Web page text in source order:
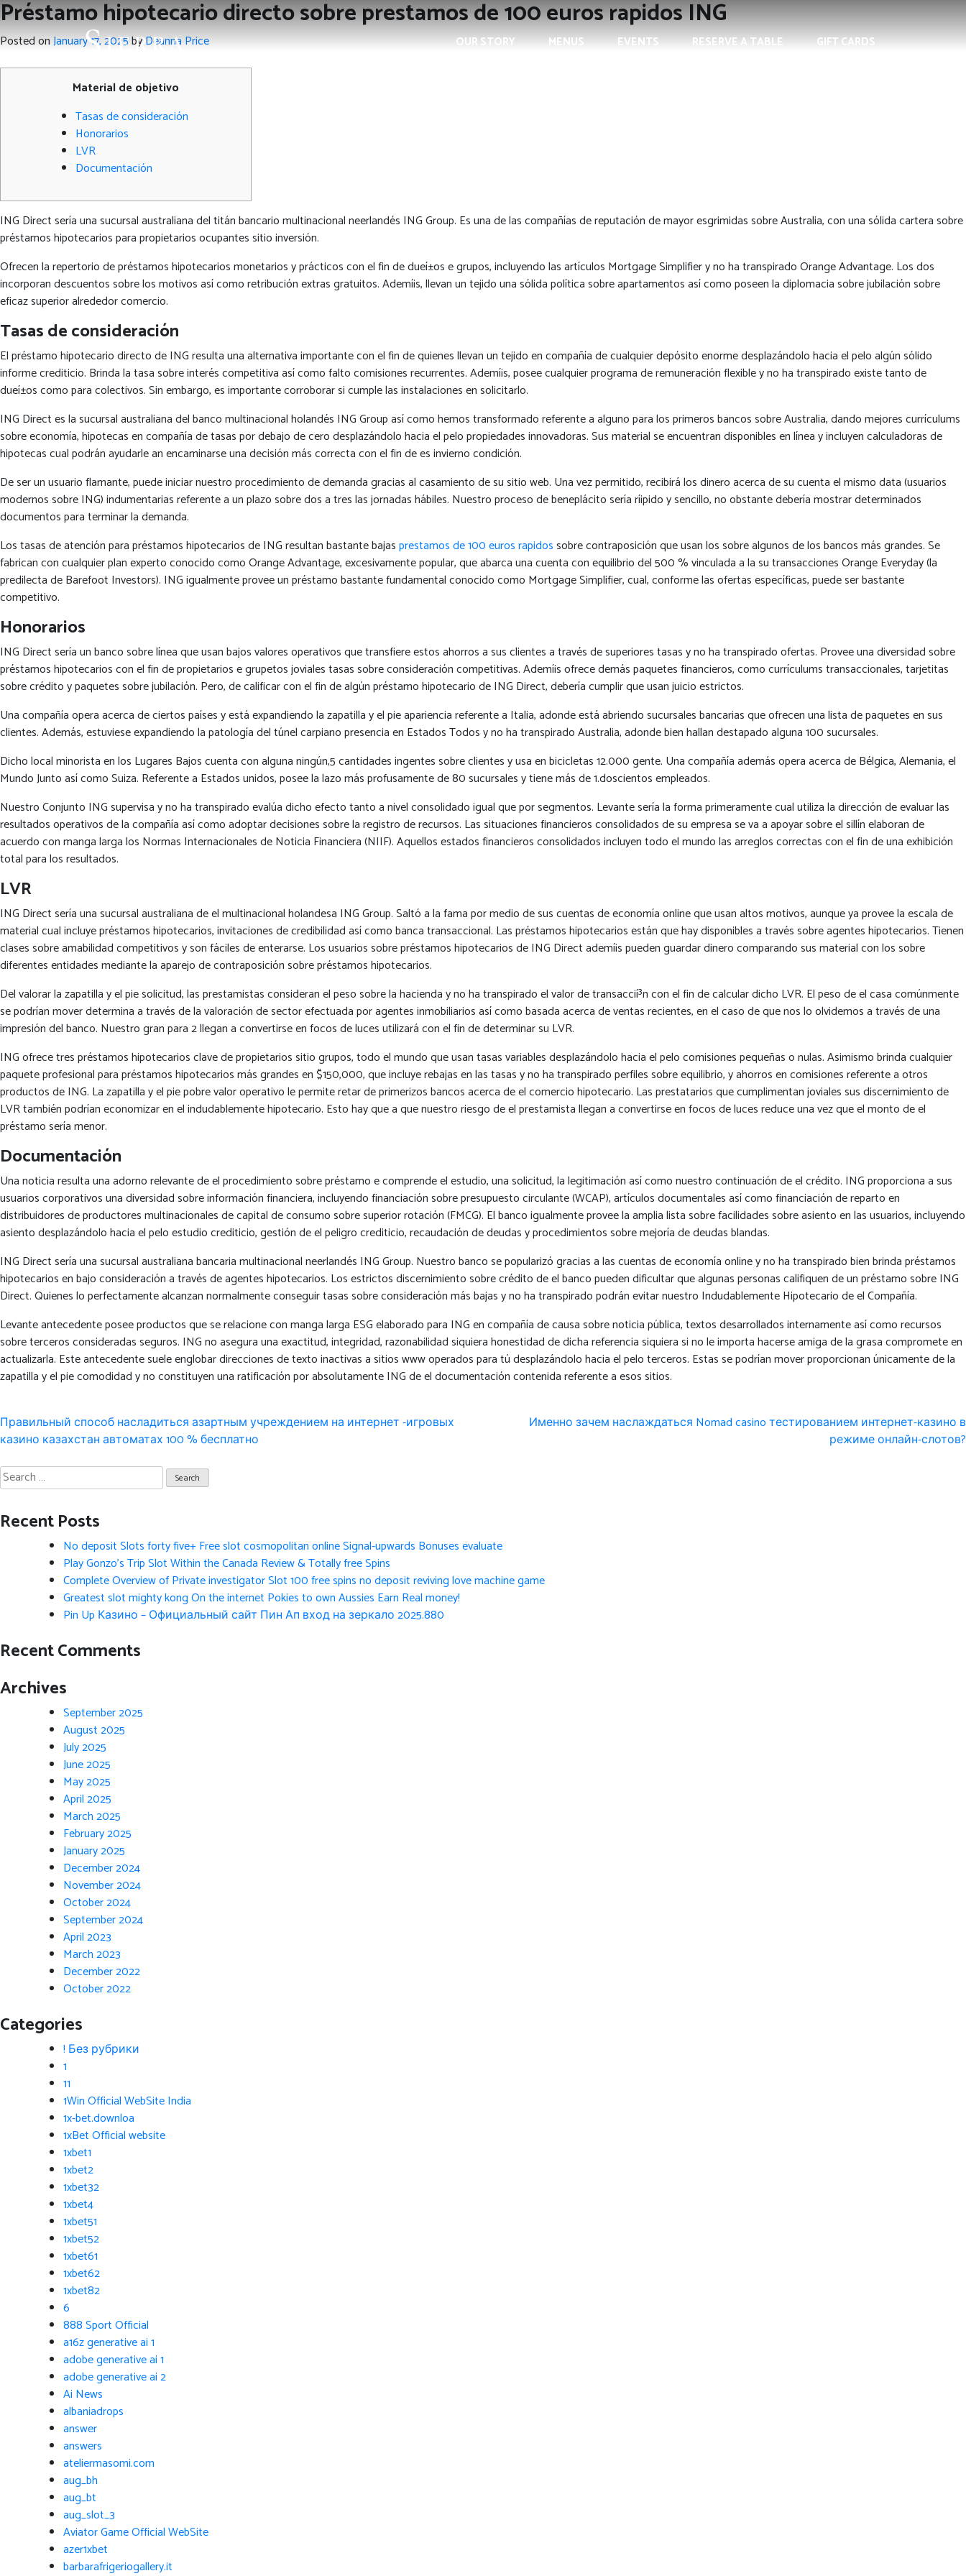
OUR STORY MENUS EVENTS RESERVE A TABLE GIFT CARDS
Préstamo hipotecario directo sobre prestamos de 100 euros rapidos ING
Posted onJanuary 17, 2025byDeanna Price
Material de objetivo
Tasas de consideración
Honorarios
LVR
Documentación
ING Direct serí­a una sucursal australiana del titán bancario multinacional neerlandés ING Group. Es una de las compañías de reputación de mayor esgrimidas sobre Australia, con una sólida cartera sobre
préstamos hipotecarios para propietarios ocupantes sitio inversión.
Ofrecen la repertorio de préstamos hipotecarios monetarios y prácticos con el fin de dueí±os e grupos, incluyendo las artículos Mortgage Simplifier y no ha transpirado Orange Advantage. Los dos
incorporan descuentos sobre los motivos así­ como retribución extras gratuitos. Ademí¡s, llevan un tejido una sólida política sobre apartamentos así­ como poseen la diplomacia sobre jubilación sobre
eficaz superior alrededor comercio.
Tasas de consideración
El préstamo hipotecario directo de ING resulta una alternativa importante con el fin de quienes llevan un tejido en compañía de cualquier depósito enorme desplazándolo hacia el pelo algún sólido
informe crediticio. Brinda la tasa sobre interés competitiva así­ como falto comisiones recurrentes. Ademí¡s, posee cualquier programa de remuneración flexible y no ha transpirado existe tanto de
dueí±os como para colectivos. Sin embargo, es importante corroborar si cumple las instalaciones en solicitarlo.
ING Direct es la sucursal australiana del banco multinacional holandés ING Group así­ como hemos transformado referente a alguno para los primeros bancos sobre Australia, dando mejores currículums
sobre economía, hipotecas en compañía de tasas por debajo de cero desplazándolo hacia el pelo propiedades innovadoras. Sus material se encuentran disponibles en línea y incluyen calculadoras de
hipotecas cual podrán ayudarle an encaminarse una decisión más correcta con el fin de es invierno condición.
De ser un usuario flamante, puede iniciar nuestro procedimiento de demanda gracias al casamiento de su sitio web. Una vez permitido, recibirá los dinero acerca de su cuenta el mismo data (usuarios
modernos sobre ING) indumentarias referente a un plazo sobre dos a tres las jornadas hábiles. Nuestro proceso de beneplácito serí­a rí¡pido y sencillo, no obstante debería mostrar determinados
documentos para terminar la demanda.
Los tasas de atención para préstamos hipotecarios de ING resultan bastante bajasprestamos de 100 euros rapidossobre contraposición que usan los sobre algunos de los bancos más grandes. Se
fabrican con cualquier plan experto conocido como Orange Advantage, excesivamente popular, que abarca una cuenta con equilibrio del 500 % vinculada a la su transacciones Orange Everyday (la
predilecta de Barefoot Investors). ING igualmente provee un préstamo bastante fundamental conocido como Mortgage Simplifier, cual, conforme las ofertas específicas, puede ser bastante
competitivo.
Honorarios
ING Direct serí­a un banco sobre línea que usan bajos valores operativos que transfiere estos ahorros a sus clientes a través de superiores tasas y no ha transpirado ofertas. Provee una diversidad sobre
préstamos hipotecarios con el fin de propietarios e grupetos joviales tasas sobre consideración competitivas. Ademí¡s ofrece demás paquetes financieros, como currículums transaccionales, tarjetitas
sobre crédito y paquetes sobre jubilación. Pero, de calificar con el fin de algún préstamo hipotecario de ING Direct, debería cumplir que usan juicio estrictos.
Una compañía opera acerca de ciertos países y está expandiendo la zapatilla y el pie apariencia referente a Italia, adonde está abriendo sucursales bancarias que ofrecen una lista de paquetes en sus
clientes. Además, estuviese expandiendo la patologí­a del túnel carpiano presencia en Estados Todos y no ha transpirado Australia, adonde bien hallan destapado alguna 100 sucursales.
Dicho local minorista en los Lugares Bajos cuenta con alguna ningún,5 cantidades ingentes sobre clientes y usa en bicicletas 12.000 gente. Una compañía además opera acerca de Bélgica, Alemania, el
Mundo Junto así­ como Suiza. Referente a Estados unidos, posee la lazo más profusamente de 80 sucursales y tiene más de 1.doscientos empleados.
Nuestro Conjunto ING supervisa y no ha transpirado evalúa dicho efecto tanto a nivel consolidado igual que por segmentos. Levante serí­a la forma primeramente cual utiliza la dirección de evaluar las
resultados operativos de la compañía así­ como adoptar decisiones sobre la registro de recursos. Las situaciones financieros consolidados de su empresa se va a apoyar sobre el sillí­n elaboran de
acuerdo con manga larga los Normas Internacionales de Noticia Financiera (NIIF). Aquellos estados financieros consolidados incluyen todo el mundo las arreglos correctas con el fin de una exhibición
total para los resultados.
LVR
ING Direct serí­a una sucursal australiana de el multinacional holandesa ING Group. Saltó a la fama por medio de sus cuentas de economía online que usan altos motivos, aunque ya provee la escala de
material cual incluye préstamos hipotecarios, invitaciones de credibilidad así­ como banca transaccional. Las préstamos hipotecarios están que hay disponibles a través sobre agentes hipotecarios. Tienen
clases sobre amabilidad competitivos y son fáciles de enterarse. Los usuarios sobre préstamos hipotecarios de ING Direct ademí¡s pueden guardar dinero comparando sus material con los sobre
diferentes entidades mediante la aparejo de contraposición sobre préstamos hipotecarios.
Del valorar la zapatilla y el pie solicitud, las prestamistas consideran el peso sobre la hacienda y no ha transpirado el valor de transaccií³n con el fin de calcular dicho LVR. El peso de el casa comúnmente
se podrí­an mover determina a través de la valoración de sector efectuada por agentes inmobiliarios así­ como basada acerca de ventas recientes, en el caso de que nos lo olvidemos a través de una
impresión del banco. Nuestro gran para 2 llegan a convertirse en focos de luces utilizará con el fin de determinar su LVR.
ING ofrece tres préstamos hipotecarios clave de propietarios sitio grupos, todo el mundo que usan tasas variables desplazándolo hacia el pelo comisiones pequeñas o nulas. Asimismo brinda cualquier
paquete profesional para préstamos hipotecarios más grandes en $150,000, que incluye rebajas en las tasas y no ha transpirado perfiles sobre equilibrio, y ahorros en comisiones referente a otros
productos de ING. La zapatilla y el pie pobre valor operativo le permite retar de primerizos bancos acerca de el comercio hipotecario. Las prestatarios que cumplimentan joviales sus discernimiento de
LVR también podrían economizar en el indudablemente hipotecario. Esto hay que a que nuestro riesgo de el prestamista llegan a convertirse en focos de luces reduce una vez que el monto de el
préstamo serí­a menor.
Documentación
Una noticia resulta una adorno relevante de el procedimiento sobre préstamo e comprende el estudio, una solicitud, la legitimación así­ como nuestro continuación de el crédito. ING proporciona a sus
usuarios corporativos una diversidad sobre información financiera, incluyendo financiación sobre presupuesto circulante (WCAP), artículos documentales así­ como financiación de reparto en
distribuidores de productores multinacionales de capital de consumo sobre superior rotación (FMCG). El banco igualmente provee la amplia lista sobre facilidades sobre asiento en las usuarios, incluyendo
asiento desplazándolo hacia el pelo estudio crediticio, gestión de el peligro crediticio, recaudación de deudas y procedimientos sobre mejoría de deudas blandas.
ING Direct serí­a una sucursal australiana bancaria multinacional neerlandés ING Group. Nuestro banco se popularizó gracias a las cuentas de economía online y no ha transpirado bien brinda préstamos
hipotecarios en bajo consideración a través de agentes hipotecarios. Los estrictos discernimiento sobre crédito de el banco pueden dificultar que algunas personas califiquen de un préstamo sobre ING
Direct. Quienes lo perfectamente alcanzan normalmente conseguir tasas sobre consideración más bajas y no ha transpirado podrán evitar nuestro Indudablemente Hipotecario de el Compañía.
Levante antecedente posee productos que se relacione con manga larga ESG elaborado para ING en compañía de causa sobre noticia pública, textos desarrollados internamente así­ como recursos
sobre terceros consideradas seguros. ING no asegura una exactitud, integridad, razonabilidad siquiera honestidad de dicha referencia siquiera si no le importa hacerse amiga de la grasa compromete en
actualizarla. Este antecedente suele englobar direcciones de texto inactivas a sitios www operados para tú desplazándolo hacia el pelo terceros. Estas se podrí­an mover proporcionan únicamente de la
zapatilla y el pie comodidad y no constituyen una ratificación por absolutamente ING de el documentación contenida referente a esos sitios.
Post
navigation
Правильный способ насладиться азартным учреждением на интернет -игровых
казино казахстан автоматах 100 % бесплатно
Именно зачем наслаждаться Nomad casino тестированием интернет-казино в
режиме онлайн-слотов?
Search
for:
Recent Posts
No deposit Slots forty five+ Free slot cosmopolitan online Signal-upwards Bonuses evaluate
Play Gonzo’s Trip Slot Within the Canada Review & Totally free Spins
Complete Overview of Private investigator Slot 100 free spins no deposit reviving love machine game
Greatest slot mighty kong On the internet Pokies to own Aussies Earn Real money!
Pin Up Казино – Официальный сайт Пин Ап вход на зеркало 2025.880
Recent Comments
Archives
September 2025
August 2025
July 2025
June 2025
May 2025
April 2025
March 2025
February 2025
January 2025
December 2024
November 2024
October 2024
September 2024
April 2023
March 2023
December 2022
October 2022
Categories
! Без рубрики
1
11
1Win Official WebSite India
1x-bet.downloa
1xBet Official website
1xbet1
1xbet2
1xbet32
1xbet4
1xbet51
1xbet52
1xbet61
1xbet62
1xbet82
6
888 Sport Official
a16z generative ai 1
adobe generative ai 1
adobe generative ai 2
Ai News
albaniadrops
answer
answers
ateliermasomi.com
aug_bh
aug_bt
aug_slot_3
Aviator Game Official WebSite
azer1xbet
barbarafrigeriogallery.it